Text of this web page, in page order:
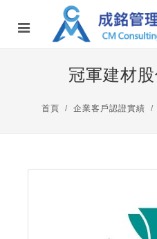
冠軍建材
首頁 企業客戶認證實績